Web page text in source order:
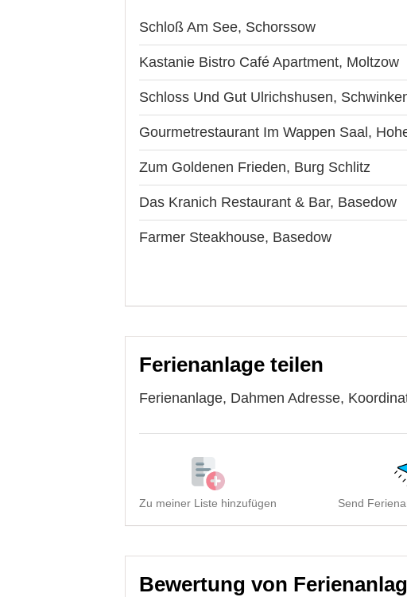
Schloß Am See, Schorssow
Kastanie Bistro Café Apartment, Moltzow
Schloss Und Gut Ulrichshusen,
Gourmetrestaurant Im Wappen Saal,
Zum Goldenen Frieden, Burg Schlitz
Das Kranich Restaurant & Bar, Basedow
Farmer Steakhouse, Basedow
Ferienanlage teilen
Ferienanlage, Dahmen Adresse,
Zu meiner Liste hinzufügen Send
Bewertung von